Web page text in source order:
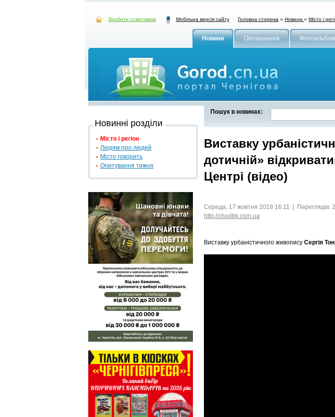
Зробити стартовою Мобільна версія сайту Головна сторінка » Новини » Місто і
Новини Оголошення
Пошук в новинах:
Виставку
дотичній»
Центрі (відео)
Середа, 17 жовтня 2018 16:11 | Переглядів:
http://chodtrk.com.ua
Виставку урбаністичного живопису Сергія
Новинні розділи
Місто і регіон
Людям про людей
Місто говорить
Опитування тижня